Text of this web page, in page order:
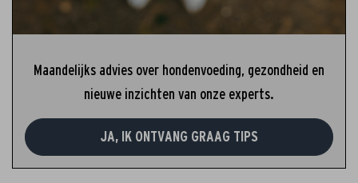
Maandelijks advies over hondenvoeding, gezondheid en
nieuwe inzichten van onze experts.
JA, IK ONTVANG GRAAG TIPS